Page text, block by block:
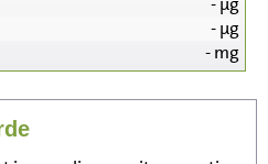
-µg
-mg